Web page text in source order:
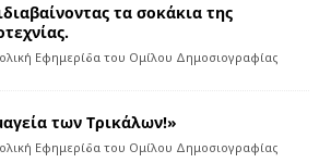
τα σοκάκια της
Εφημερίδα του Ομίλου Δημοσιογραφίας
των Τρικάλων!»
Εφημερίδα του Ομίλου Δημοσιογραφίας